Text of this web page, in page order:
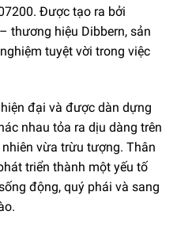
Được tạo ra bởi
thương hiệu Dibbern, sản
tuyệt vời trong việc
đại và được dàn dựng
nhau tỏa ra dịu dàng trên
vừa trừu tượng. Thân
triển thành một yếu tố
động, quý phái và sang